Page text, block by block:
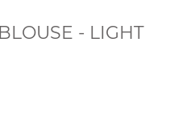
- LIGHT